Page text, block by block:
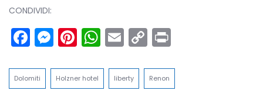
CONDIVIDI:
Facebook
Messenger
Pinterest
WhatsApp
Email
Copy
Link
Dolomiti Holzner hotel liberty Renon